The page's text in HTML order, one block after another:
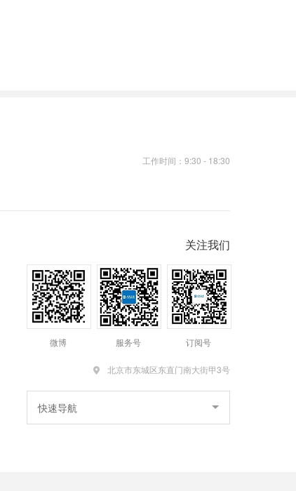
工作时间：9:30 - 18:30
关注我们
微博 服务号 订阅号
北京市东城区东直门南大街甲3号
快速导航